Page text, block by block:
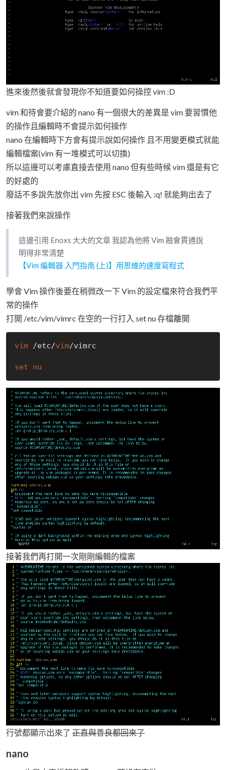
進來後然後就會發現你不知道要如何操控 vim :D
vim 和待會要介紹的 nano 有一個很大的差異是 vim 要習慣他
的操作且編輯時不會提示如何操作
nano 在編輯時下方會有提示說如何操作 且不用變更模式就能
編輯檔案(vim 有一堆模式可以切換)
所以這邊可以考慮直接去使用 nano 但有些時候 vim 還是有它
的好處的
廢話不多說先放你出 vim 先按 ESC 後輸入 :q! 就能夠出去了
接著我們來說操作
這邊引用 Enoxs 大大的文章 我認為他將 Vim 融會貫通說
明得非常清楚
【Vim 編輯器 入門指南 (上)】用思維的速度寫程式
學會 Vim 操作後要在稍微改一下 Vim 的設定檔來符合我們平
常的操作
打開 /etc/vim/vimrc 在空的一行打入 set nu 存檔離開
vim /etc/vim/vimrc
set nu
接著我們再打開一次剛剛編輯的檔案
行號都顯示出來了 正直與善良都回來了
nano